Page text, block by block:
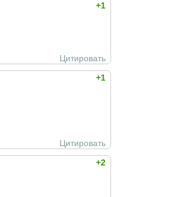
+1
Цитировать
+1
Цитировать
+2